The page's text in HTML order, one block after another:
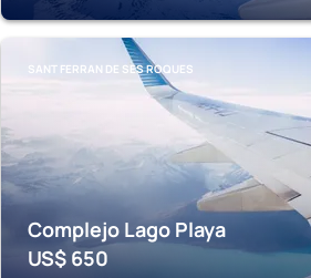
SANT FERRAN DE SES ROQUES
Complejo Lago Playa
US$ 650